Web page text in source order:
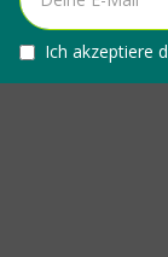
Ich akzeptiere